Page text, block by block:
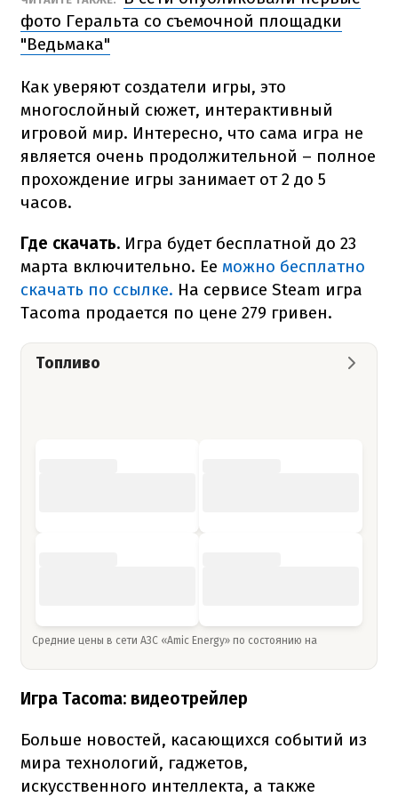
фото Геральта со съемочной площадки
"Ведьмака"
Как уверяют создатели игры, это
многослойный сюжет, интерактивный
игровой мир. Интересно, что сама игра не
является очень продолжительной – полное
прохождение игры занимает от 2 до 5
часов.
Где скачать. Игра будет бесплатной до 23
марта включительно. Ее можно бесплатно
скачать по ссылке. На сервисе Steam игра
Tacoma продается по цене 279 гривен.
Топливо
Средние цены в сети АЗС «Amic Energy» по состоянию на
Игра Tacoma: видеотрейлер
Больше новостей, касающихся событий из
мира технологий, гаджетов,
искусственного интеллекта, а также